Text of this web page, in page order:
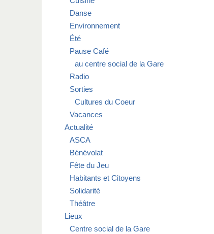
Danse
Environnement
Été
Pause Café
au centre social de la Gare
Radio
Sorties
Cultures du Coeur
Vacances
Actualité
ASCA
Bénévolat
Fête du Jeu
Habitants et Citoyens
Solidarité
Théâtre
Lieux
Centre social de la Gare